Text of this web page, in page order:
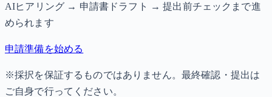
AIヒアリング → 申請書ドラフト → 提出前チェックまで進
められます
申請準備を始める
※採択を保証するものではありません。最終確認・提出は
ご自身で行ってください。